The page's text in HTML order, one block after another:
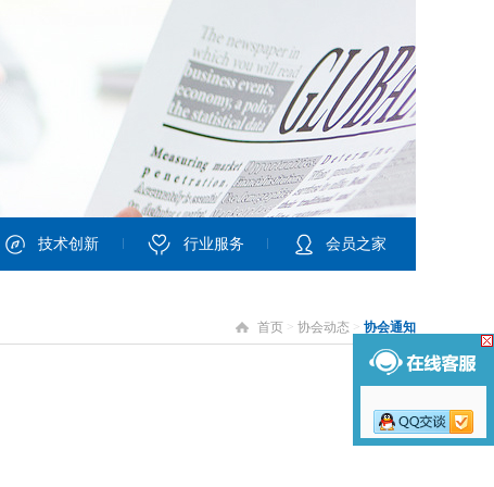
技术创新 行业服务 会员之家
首页 > 协会动态 > 协会通知